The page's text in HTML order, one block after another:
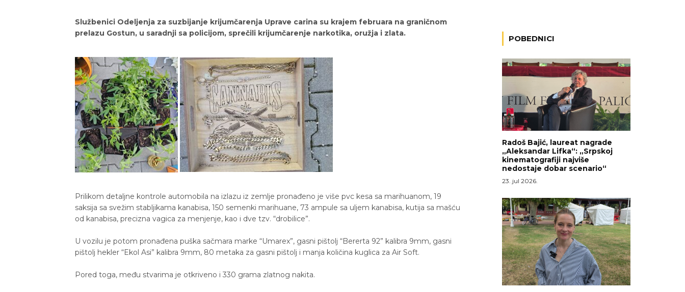
Službenici Odeljenja za suzbijanje krijumčarenja Uprave carina su krajem februara na graničnom
prelazu Gostun, u saradnji sa policijom, sprečili krijumčarenje narkotika, oružja i zlata.
Prilikom detaljne kontrole automobila na izlazu iz zemlje pronađeno je više pvc kesa sa marihuanom, 19
saksija sa svežim stabljikama kanabisa, 150 semenki marihuane, 73 ampule sa uljem kanabisa, kutija sa mašću
od kanabisa, precizna vagica za menjenje, kao i dve tzv. “drobilice”.
U vozilu je potom pronađena puška sačmara marke “Umarex”, gasni pištolj “Bererta 92” kalibra 9mm, gasni
pištolj hekler “Ekol Asi” kalibra 9mm, 80 metaka za gasni pištolj i manja količina kuglica za Air Soft.
Pored toga, među stvarima je otkriveno i 330 grama zlatnog nakita.
POBEDNICI
Radoš Bajić, laureat nagrade
„Aleksandar Lifka“: „Srpskoj
kinematografiji najviše
nedostaje dobar scenario“
23. jul 2026.